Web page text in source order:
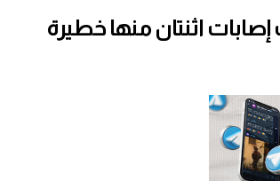
إصابات اثنتان منها خطيرة